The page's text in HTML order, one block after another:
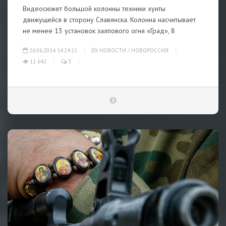
Видеосюжет большой колонны техники хунты
движущейся в сторону Славянска. Колонна насчитывает
не менее 13 установок залпового огня «Град», 8
26.06.2014 14:24:11 НОВОСТИ / НОВОРОССИЯ
11 642
3